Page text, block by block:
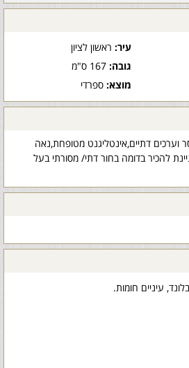
עיר:ראשון לציון
גובה:167 ס"מ
מוצא:ספרדי
וערכים דתיים,אינטליגנט מטופחת,נאה
להכיר בדומה בחור דתי/ מסורתי בעל
עיניים חומות.